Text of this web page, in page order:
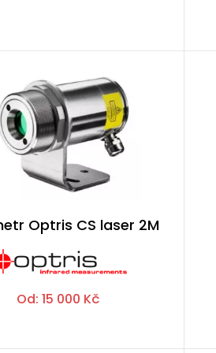
Optris CS laser 2M
Od:15 000 Kč